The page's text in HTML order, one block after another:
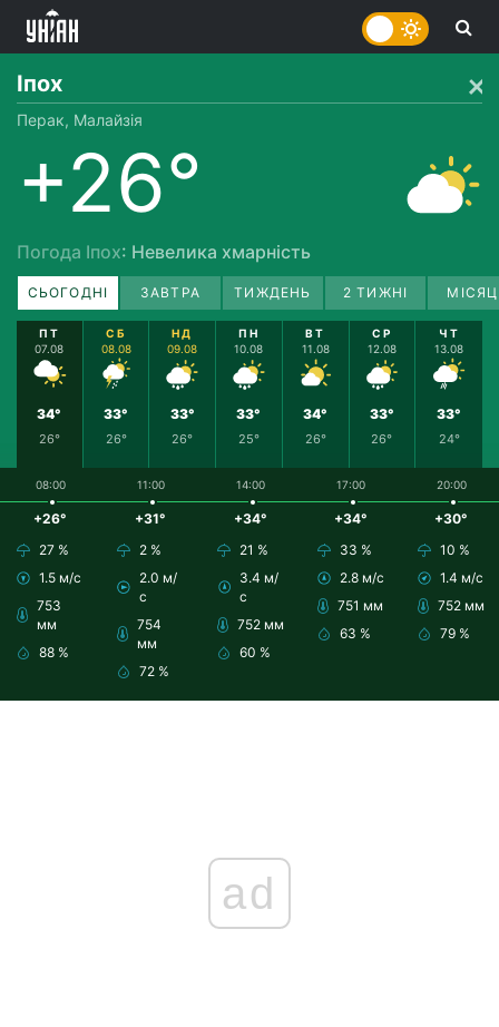
Іпох
Перак, Малайзія
+26°
Погода Іпох: Невелика хмарність
СЬОГОДНІ ЗАВТРА ТИЖДЕНЬ 2 ТИЖНІ
ПТ
07.08
34°
26°
СБ
08.08
33°
26°
НД
09.08
33°
26°
ПН
10.08
33°
25°
ВТ
11.08
34°
26°
СР
12.08
33°
26°
ЧТ
13.08
33°
24°
08:00
+26°
27 %
1.5 м/с
753
мм
88 %
11:00
+31°
2 %
2.0 м/
с
754
мм
72 %
14:00
+34°
21 %
3.4 м/
с
752 мм
60 %
17:00
+34°
33 %
2.8 м/с
751 мм
63 %
20:00
+30°
10 %
1.4 м/с
752 мм
79 %
ad